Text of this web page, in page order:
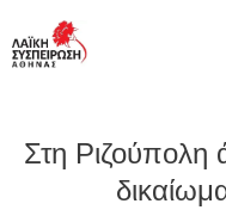
Στη Ριζούπολη